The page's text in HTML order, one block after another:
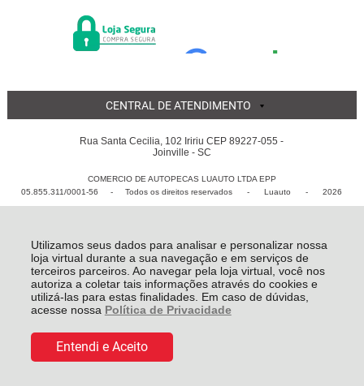
Utilizamos seus dados para analisar e personalizar nossa
loja virtual durante a sua navegação e em serviços de
terceiros parceiros. Ao navegar pela loja virtual, você nos
autoriza a coletar tais informações através do cookies e
utilizá-las para estas finalidades. Em caso de dúvidas,
acesse nossa Política de Privacidade
Entendi e Aceito
CENTRAL DE ATENDIMENTO
Rua Santa Cecilia, 102 Iririu CEP 89227-055 -
Joinville - SC
COMERCIO DE AUTOPECAS LUAUTO LTDA EPP
05.855.311/0001-56 - Todos os direitos reservados
- Luauto - 2026